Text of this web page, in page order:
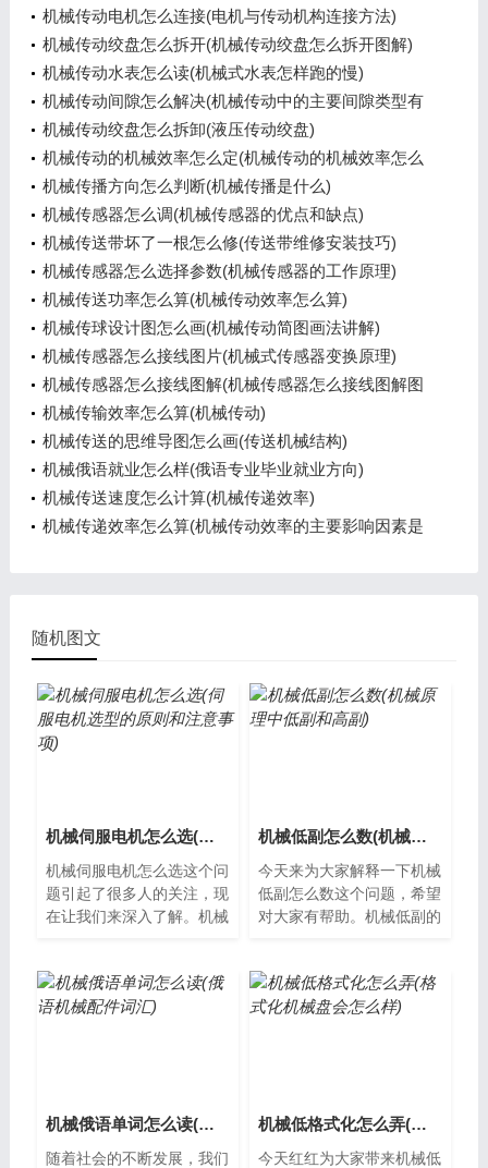
机械传动电机怎么连接(电机与传动机构连接方法)
机械传动绞盘怎么拆开(机械传动绞盘怎么拆开图解)
机械传动水表怎么读(机械式水表怎样跑的慢)
机械传动间隙怎么解决(机械传动中的主要间隙类型有
哪些)
机械传动绞盘怎么拆卸(液压传动绞盘)
机械传动的机械效率怎么定(机械传动的机械效率怎么
定值)
机械传播方向怎么判断(机械传播是什么)
机械传感器怎么调(机械传感器的优点和缺点)
机械传送带坏了一根怎么修(传送带维修安装技巧)
机械传感器怎么选择参数(机械传感器的工作原理)
机械传送功率怎么算(机械传动效率怎么算)
机械传球设计图怎么画(机械传动简图画法讲解)
机械传感器怎么接线图片(机械式传感器变换原理)
机械传感器怎么接线图解(机械传感器怎么接线图解图
片)
机械传输效率怎么算(机械传动)
机械传送的思维导图怎么画(传送机械结构)
机械俄语就业怎么样(俄语专业毕业就业方向)
机械传送速度怎么计算(机械传递效率)
机械传递效率怎么算(机械传动效率的主要影响因素是
随机图文
机械伺服电机怎么选(伺服电机选型的原则和注意事项)
机械伺服电机怎么选这个问
题引起了很多人的关注，现
在让我们来深入了解。机械
种伺服电机...
机械低副怎么数(机械原理中低副和高副)
今天来为大家解释一下机械
低副怎么数这个问题，希望
对大家有帮助。机械低副的
组成。它的...
机械俄语单词怎么读(俄语机械配件词汇)
随着社会的不断发展，我们
机械低格式化怎么弄(格式化机械盘会怎么样)
今天红红为大家带来机械低